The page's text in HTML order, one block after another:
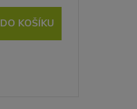
DO KOŠÍKU